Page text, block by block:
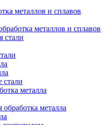
металлов и сплавов
металлов и сплавов
стали
стали
металла
металла